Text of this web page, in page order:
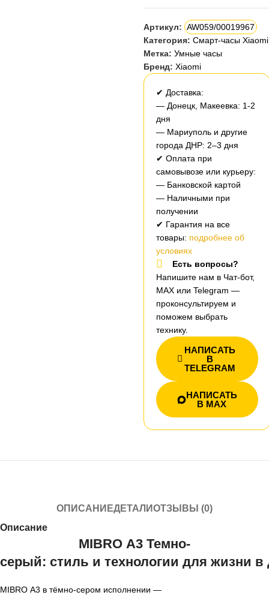
Артикул: AW059/00019967
Категория: Смарт-часы Xiaomi
Метка: Умные часы
Бренд: Xiaomi
✔ Доставка:
— Донецк, Макеевка: 1-2
дня
— Мариуполь и другие
города ДНР: 2–3 дня
✔ Оплата при
самовывозе или курьеру:
— Банковской картой
— Наличными при
получении
✔ Гарантия на все
товары: подробнее об
условиях
Есть вопросы?
Напишите нам в Чат-бот,
MAX или Telegram —
проконсультируем и
поможем выбрать
технику.
НАПИСАТЬ
В
TELEGRAM
НАПИСАТЬ
В MAX
ОПИСАНИЕДЕТАЛИОТЗЫВЫ (0)
Описание
MIBRO A3 Темно-
серый: стиль и технологии для жизни в
MIBRO A3 в тёмно‑сером исполнении —